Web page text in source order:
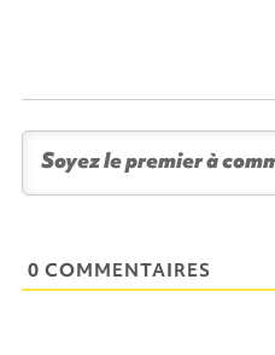
0 COMMENTAIRES